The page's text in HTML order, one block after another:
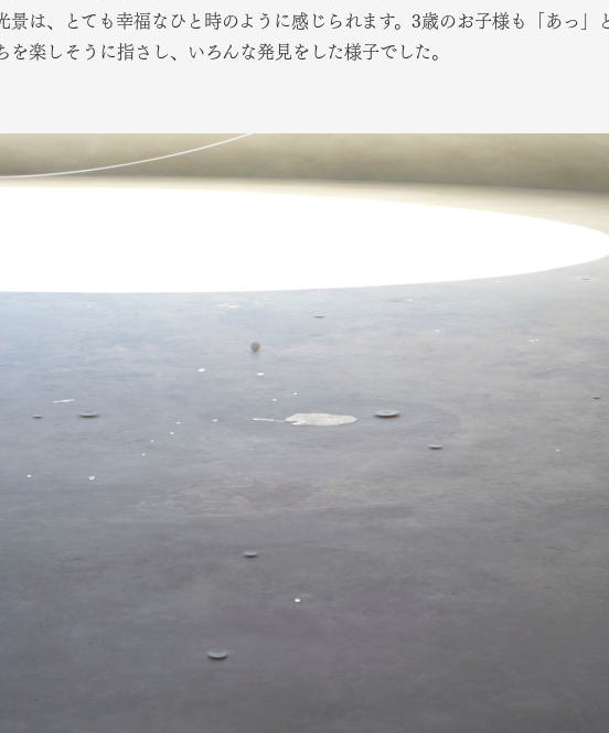
景は、とても幸福なひと時のように感じられます。3歳のお子様も「あっ」
を楽しそうに指さし、いろんな発見をした様子でした。